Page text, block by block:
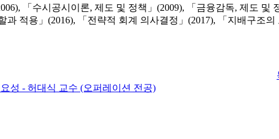
「수시공시이론, 제도 및 정책」(2009), 「금융감독, 제도 및
적용」(2016), 「전략적 회계 의사결정」(2017), 「지배구조의
성 - 허대식 교수 (오퍼레이션 전공)